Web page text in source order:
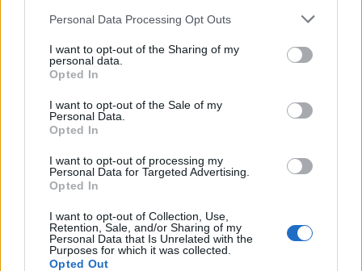
Please note that this website/app uses one or more Google
not limited to your visit or usage behaviour. You may click to
grant or deny consent to Google and its third-party tags to
use your data for below specified purposes in below Google
consent section.
Personal Data Processing Opt Outs
I want to opt-out of the Sharing of my
personal data.
Opted In
I want to opt-out of the Sale of my
Personal Data.
Opted In
I want to opt-out of processing my
Personal Data for Targeted Advertising.
Opted In
I want to opt-out of Collection, Use,
Retention, Sale, and/or Sharing of my
Personal Data that Is Unrelated with the
Purposes for which it was collected.
Opted Out
Όλα αυτά συνέβησαν μια μόλις μέρα
μετά το
ξενοδοχείο Marco Polo.Σε βίντεο που έγινε viral
στα μέσα κοινωνικής δικτύωσης άτομα
συγκρούονται με μανία, γλιστρούν στα βρεγμένα
πλακάκια πισίνας, ενώ στο αποκορύφωμα της
εκτοξεύει μια καρέκλα προς την αντίθετη πλευρά
της πισίνας.